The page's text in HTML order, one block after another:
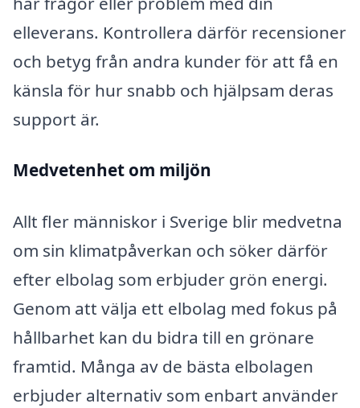
elleverans. Kontrollera därför recensioner
och betyg från andra kunder för att få en
känsla för hur snabb och hjälpsam deras
support är.
Medvetenhet om miljön
Allt fler människor i Sverige blir medvetna
om sin klimatpåverkan och söker därför
efter elbolag som erbjuder grön energi.
Genom att välja ett elbolag med fokus på
hållbarhet kan du bidra till en grönare
framtid. Många av de bästa elbolagen
erbjuder alternativ som enbart använder